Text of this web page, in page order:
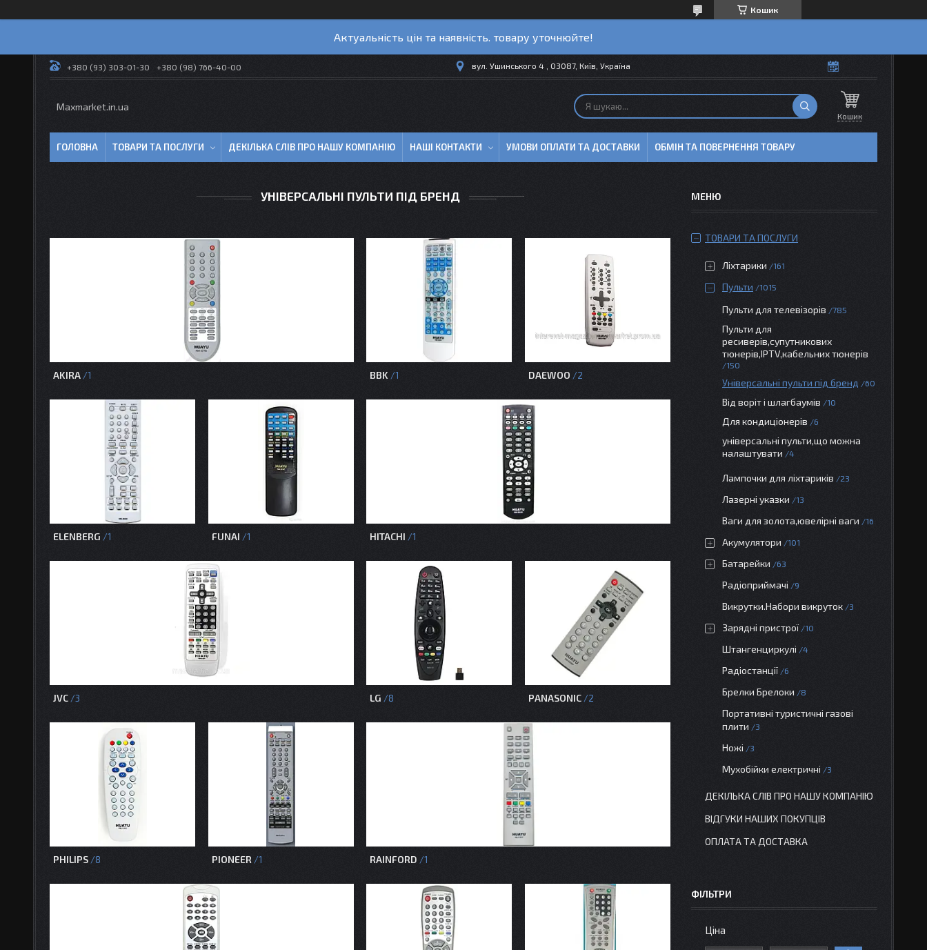
Кошик
Актуальність цін та наявність. товару уточнюйте!
+380 (93) 303-01-30 +380 (98) 766-40-00 вул. Ушинського 4 , 03087, Київ, Україна
Maxmarket.in.ua
Кошик
ГОЛОВНА ТОВАРИ ТА ПОСЛУГИ ДЕКІЛЬКА СЛІВ ПРО НАШУ КОМПАНІЮ НАШІ КОНТАКТИ УМОВИ ОПЛАТИ ТА ДОСТАВКИ ОБМІН ТА ПОВЕРНЕННЯ ТОВАРУ
УНІВЕРСАЛЬНІ ПУЛЬТИ ПІД БРЕНД
AKIRA 1 BBK 1 DAEWOO 2
ELENBERG 1 FUNAI 1 HITACHI 1
JVC 3 LG 8 PANASONIC 2
PHILIPS 8 PIONEER 1 RAINFORD 1
ТОВАРИ ТА ПОСЛУГИ
Ліхтарики 161
Пульти 1015
Пульти для телевізорів 785
Пульти для
ресиверів,супутникових
тюнерів,IPTV,кабельних тюнерів
150
Універсальні пульти під бренд 60
Від воріт і шлагбаумів 10
Для кондиціонерів 6
універсальні пульти,що можна
налаштувати
4
Лампочки для ліхтариків 23
Лазерні указки 13
Ваги для золота,ювелірні ваги 16
Акумулятори 101
Батарейки 63
Радіоприймачі 9
Викрутки.Набори викруток 3
Зарядні пристрої 10
Штангенциркулі 4
Радіостанції 6
Брелки Брелоки 8
Портативні туристичні газові
плити
3
Ножі 3
Мухобійки електричні 3
ДЕКІЛЬКА СЛІВ ПРО НАШУ КОМПАНІЮ
ВІДГУКИ НАШИХ ПОКУПЦІВ
ОПЛАТА ТА ДОСТАВКА
ФІЛЬТРИ
Ціна